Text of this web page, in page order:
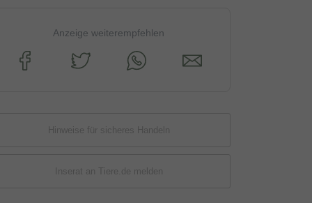
Anzeige weiterempfehlen
Hinweise für sicheres Handeln
Inserat an Tiere.de melden